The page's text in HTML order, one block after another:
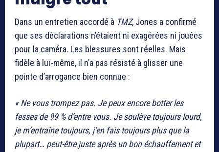
Dans un entretien accordé à TMZ, Jones a confirmé
que ses déclarations n’étaient ni exagérées ni jouées
pour la caméra. Les blessures sont réelles. Mais
fidèle à lui-même, il n’a pas résisté à glisser une
pointe d’arrogance bien connue :
« Ne vous trompez pas. Je peux encore botter les
fesses de 99 % d’entre vous. Je soulève toujours lourd,
je m’entraîne toujours, j’en fais toujours plus que la
plupart… peut-être juste après un bon échauffement et